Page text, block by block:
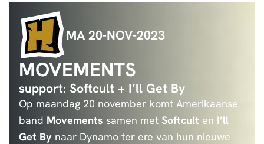
MA 20-NOV-2023
MOVEMENTS
support: Softcult + I’ll Get By
Op maandag 20 november komt Amerikaanse
band Movements samen met Softcult en I’ll
Get By naar Dynamo ter ere van hun nieuwe